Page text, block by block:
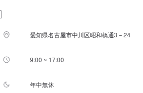
愛知県名古屋市中川区昭和橋通3－24
9:00 ~ 17:00
年中無休